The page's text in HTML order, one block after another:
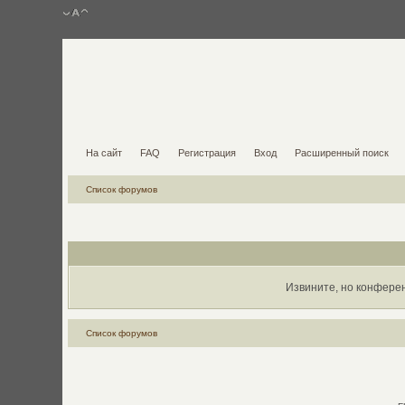
На сайт FAQ Регистрация Вход Расширенный поиск
Список форумов
Извините, но
Список форумов